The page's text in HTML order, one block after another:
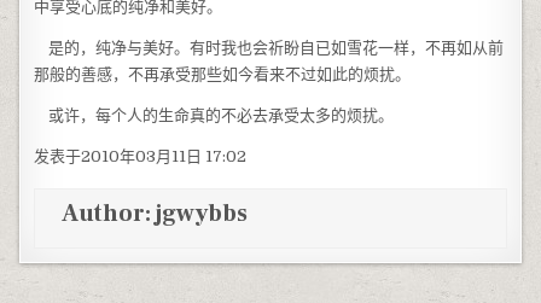
中享受心底的纯净和美好。
是的，纯净与美好。有时我也会祈盼自已如雪花一样，不再如从前
那般的善感，不再承受那些如今看来不过如此的烦扰。
或许，每个人的生命真的不必去承受太多的烦扰。
发表于2010年03月11日 17:02
Author:jgwybbs